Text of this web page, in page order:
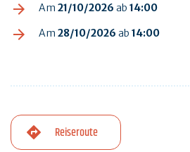
Am 21/10/2026 ab 14:00
Am 28/10/2026 ab 14:00
Reiseroute